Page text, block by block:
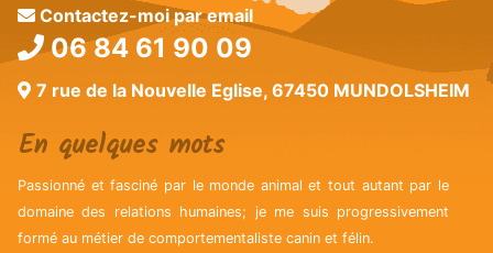
Contactez-moi par email
06 84 61 90 09
7 rue de la Nouvelle Eglise, 67450 MUNDOLSHEIM
En quelques mots
Passionné et fasciné par le monde animal et tout autant par le
domaine des relations humaines; je me suis progressivement
formé au métier de comportementaliste canin et félin.